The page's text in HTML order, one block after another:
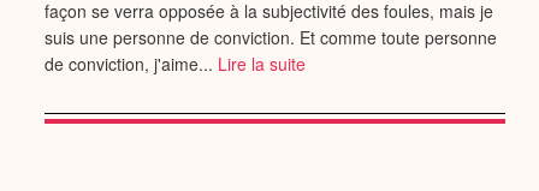
façon se verra opposée à la subjectivité des foules, mais je
suis une personne de conviction. Et comme toute personne
de conviction, j'aime... Lire la suite